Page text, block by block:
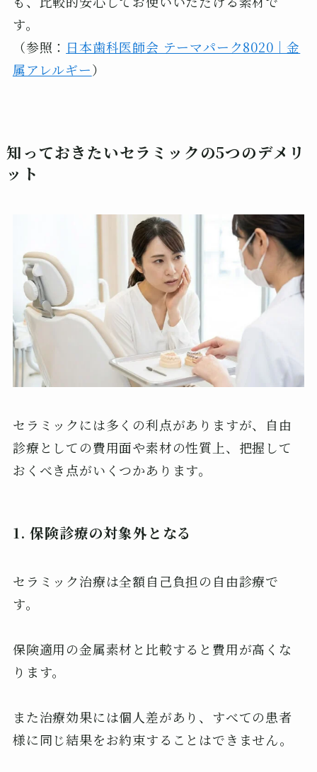
す。
（参照： 日本歯科医師会 テーマパーク8020｜金
属アレルギー）
知っておきたいセラミックの5つのデメリ
ット
セラミックには多くの利点がありますが、自由
診療としての費用面や素材の性質上、把握して
おくべき点がいくつかあります。
1. 保険診療の対象外となる
セラミック治療は全額自己負担の自由診療で
す。
保険適用の金属素材と比較すると費用が高くな
ります。
また治療効果には個人差があり、すべての患者
様に同じ結果をお約束することはできません。